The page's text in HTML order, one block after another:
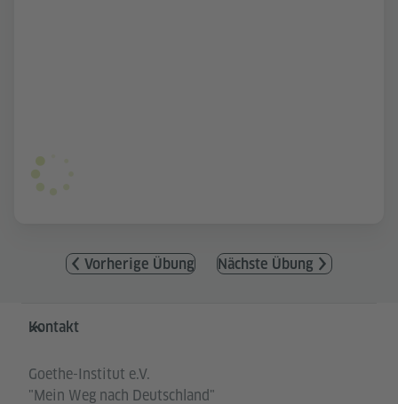
Vorherige Übung Nächste Übung
Service- und Informationsbereich
Kontakt
Goethe-Institut e.V.
"Mein Weg nach Deutschland"